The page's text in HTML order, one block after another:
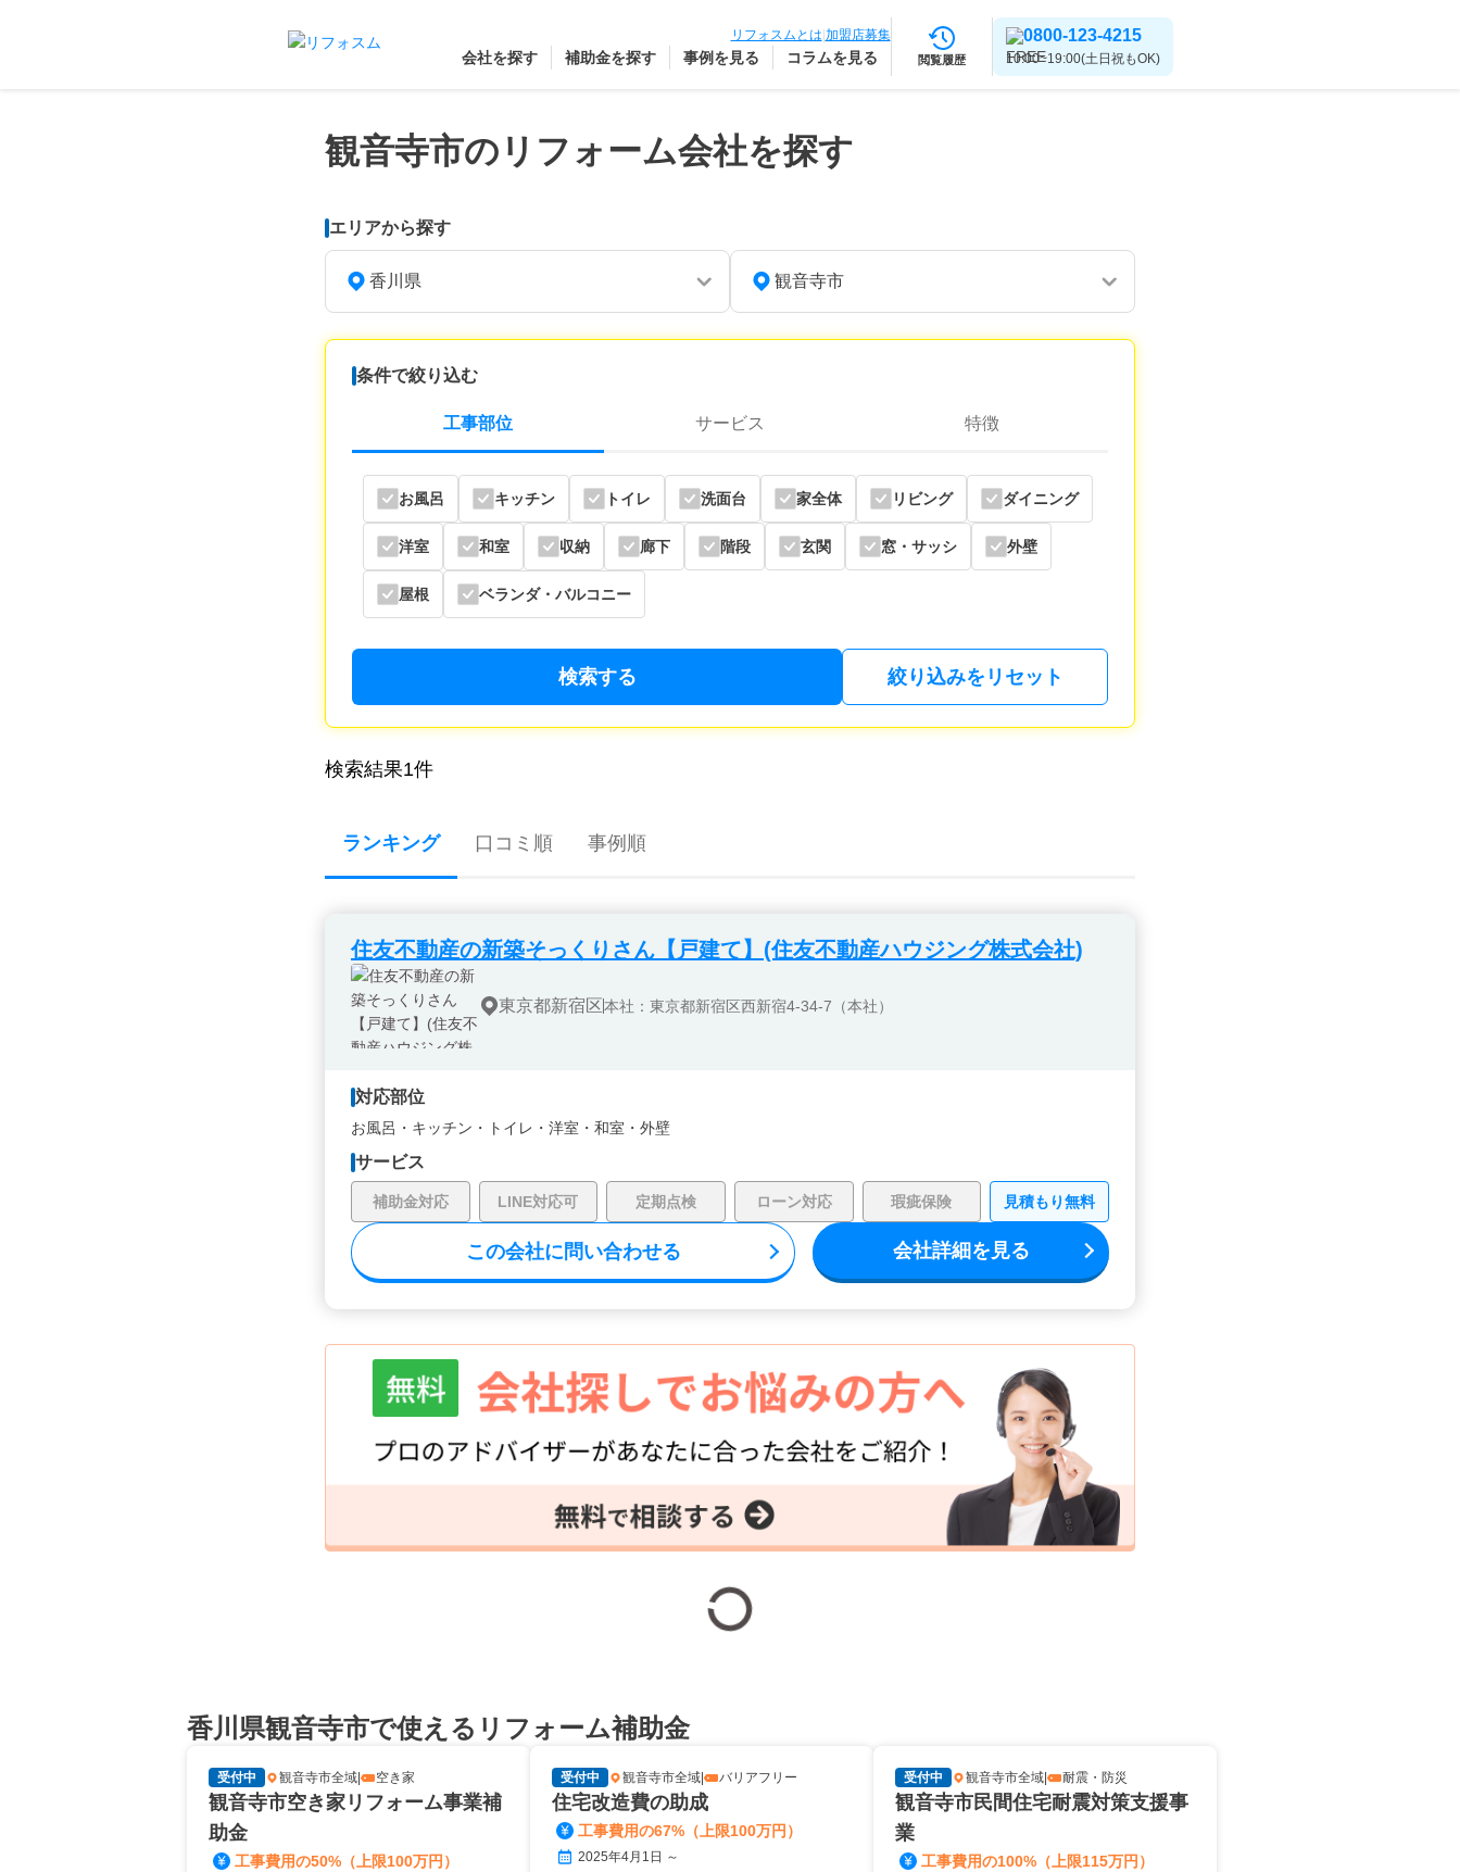
リフォスムとは|加盟店募集
会社を探す 補助金を探す 事例を見る コラムを見る 閲覧履歴
0800-123-4215
10:00~19:00(土日祝もOK)
観音寺市のリフォーム会社を探す
エリアから探す
香川県 観音寺市
条件で絞り込む
工事部位 サービス 特徴
お風呂 キッチン トイレ 洗面台 家全体 リビング ダイニング
洋室 和室 収納 廊下 階段 玄関 窓・サッシ 外壁
屋根 ベランダ・バルコニー
検索する 絞り込みをリセット
検索結果1件
ランキング 口コミ順 事例順
住友不動産の新築そっくりさん【戸建て】(住友不動産ハウジング株式会社)
東京都新宿区本社：東京都新宿区西新宿4-34-7（本社）
対応部位
お風呂・ キッチン・ トイレ・ 洋室・ 和室・ 外壁
サービス
補助金対応 LINE対応可 定期点検 ローン対応 瑕疵保険 見積もり無料
この会社に問い合わせる 会社詳細を見る
香川県観音寺市で使えるリフォーム補助金
受付中 観音寺市全域 空き家
観音寺市空き家リフォーム事業補
助金
工事費用の50%（上限100万円）
受付中 観音寺市全域 バリアフリー
住宅改造費の助成
工事費用の67%（上限100万円）
2025年4月1日 ～
受付中 観音寺市全域 耐震・防災
観音寺市民間住宅耐震対策支援事
業
工事費用の100%（上限115万円）